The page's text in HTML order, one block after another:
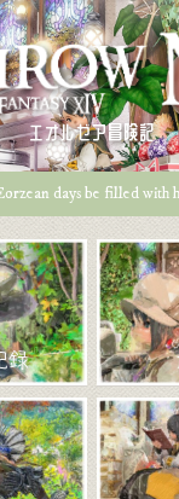
エオルゼア冒険記
days be filled with
録